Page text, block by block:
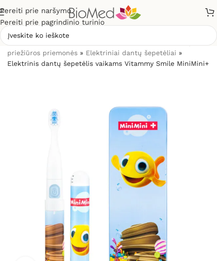
Pereiti prie naršymo
Pereiti prie pagrindinio turinio
priežiūros priemonės » Elektriniai dantų šepetėliai »
Elektrinis dantų šepetėlis vaikams Vitammy Smile MiniMini+